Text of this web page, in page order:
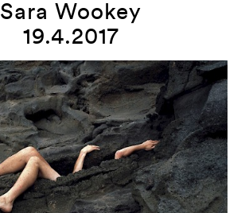
Sara Wookey
19.4.2017